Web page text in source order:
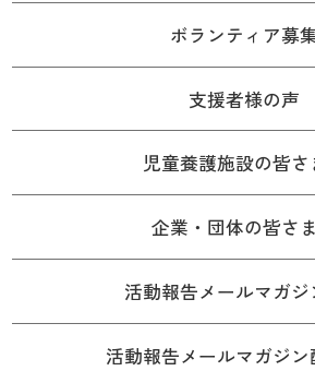
ボランティア募
支援者様の声
児童養護施設の皆さ
企業・団体の皆さ
活動報告メールマガジ
活動報告メールマガジ